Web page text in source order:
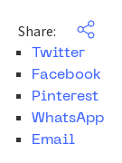
Share:
Twitter
Facebook
Pinterest
WhatsApp
Email